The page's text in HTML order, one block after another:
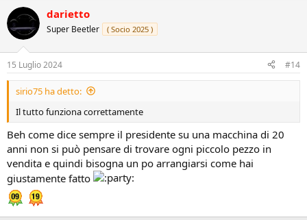
darietto
Super Beetler ( Socio 2025 )
15 Luglio 2024 #14
sirio75 ha detto:
Il tutto funziona correttamente
Beh come dice sempre il presidente su una macchina di 20
anni non si può pensare di trovare ogni piccolo pezzo in
vendita e quindi bisogna un po arrangiarsi come hai
giustamente fatto